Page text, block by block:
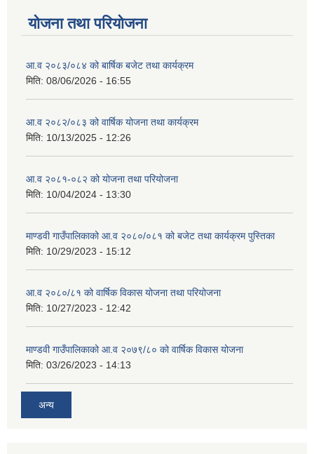
योजना तथा परियोजना
आ.व २०८३/०८४ को बार्षिक बजेट तथा कार्यक्रम
मिति: 08/06/2026 - 16:55
आ.व २०८२/०८३ को वार्षिक योजना तथा कार्यक्रम
मिति: 10/13/2025 - 12:26
आ.व २०८१-०८२ को योजना तथा परियोजना
मिति: 10/04/2024 - 13:30
माण्डवी गाउँपालिकाको आ.व २०८०/०८१ को बजेट तथा कार्यक्रम पुस्तिका
मिति: 10/29/2023 - 15:12
आ.व २०८०/८१ को वार्षिक विकास योजना तथा परियोजना
मिति: 10/27/2023 - 12:42
माण्डवी गाउँपालिकाको आ.व २०७९/८० को वार्षिक विकास योजना
मिति: 03/26/2023 - 14:13
अन्य